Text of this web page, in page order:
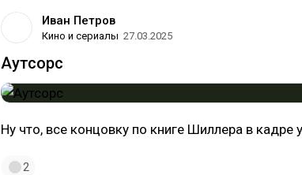
Иван Петров
Кино и сериалы 27.03.2025
Аутсорс
Ну что, все концовку по книге Шиллера в кадре
2